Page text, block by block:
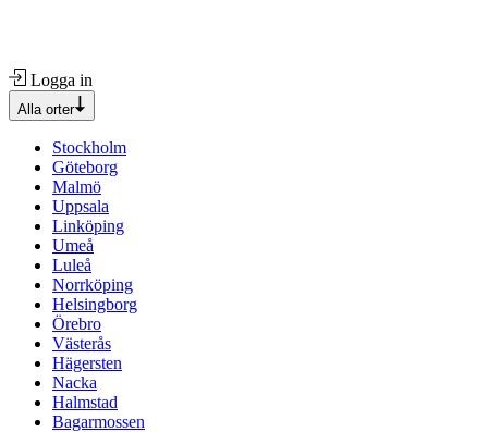
Logga in
Alla orter
Stockholm
Göteborg
Malmö
Uppsala
Linköping
Umeå
Luleå
Norrköping
Helsingborg
Örebro
Västerås
Hägersten
Nacka
Halmstad
Bagarmossen